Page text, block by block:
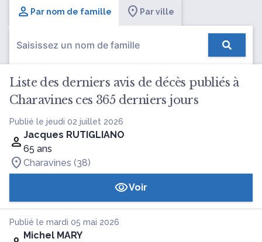
Par nom de famille Par ville
Liste des derniers avis de décès publiés à
Charavines ces 365 derniers jours
Publié le jeudi 02 juillet 2026
Jacques RUTIGLIANO
65 ans
Charavines (38)
Voir
Publié le mardi 05 mai 2026
Michel MARY